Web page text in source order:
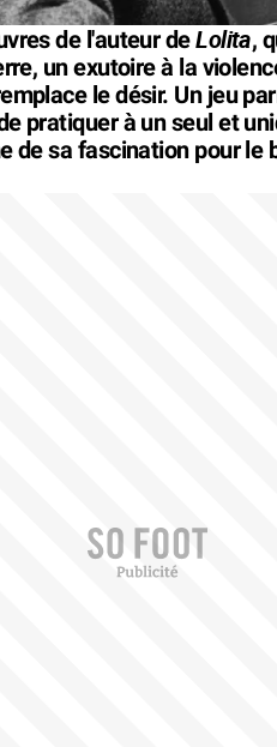
de l'auteur deLolita,
un exutoire à la
le désir. Un jeu
pratiquer à un seul et
de sa fascination pour le